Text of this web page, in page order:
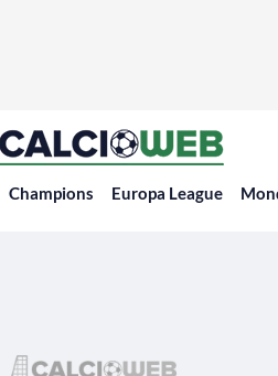
Champions Europa League